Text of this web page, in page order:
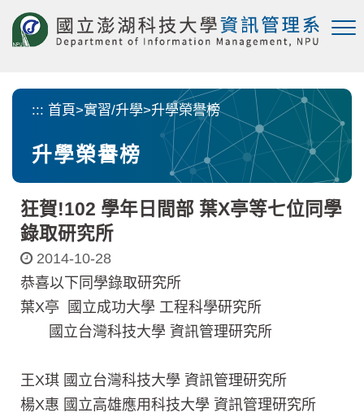
::: 首頁>實習/升學>升學榮譽榜
升學榮譽榜
狂賀!102 學年日間部 葉X亭等七位同學
錄取研究所
2014-10-28
恭喜以下同學錄取研究所
葉X亭 國立成功大學 工程科學研究所
國立台灣科技大學 資訊管理研究所
王X琪 國立台灣科技大學 資訊管理研究所
楊X惠 國立高雄應用科技大學 資訊管理研究所